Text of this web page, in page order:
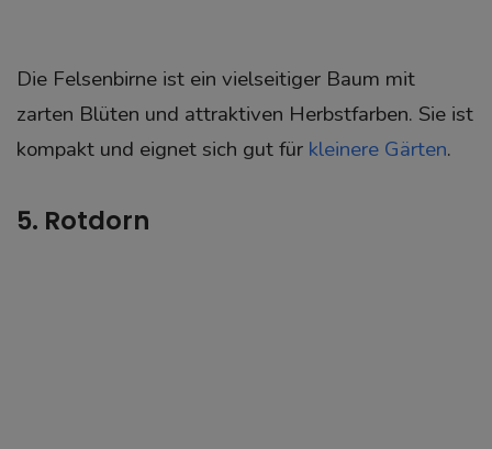
Die Felsenbirne ist ein vielseitiger Baum mit
zarten Blüten und attraktiven Herbstfarben. Sie ist
kompakt und eignet sich gut für kleinere Gärten.
5. Rotdorn